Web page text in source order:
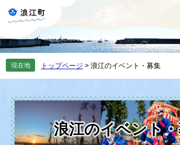
の
先
で
ー
を
ば
現在地 トップページ > 浪江のイベント・募集
浪江のイベント